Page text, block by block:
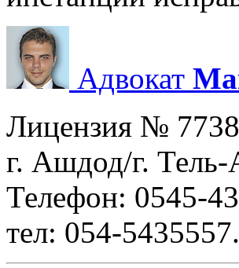
Адвокат
Лицензия №
г. Ашдод/г.
Телефон: 0545-
тел: 054-5435557.